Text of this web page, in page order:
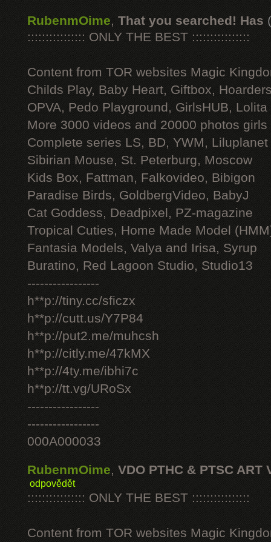
RubenmOime, That you searched! Has
:::::::::::::::: ONLY THE BEST ::::::::::::::::
Content from TOR websites Magic
Childs Play, Baby Heart, Giftbox,
OPVA, Pedo Playground, GirlsHUB, Lolita
More 3000 videos and 20000 photos
Complete series LS, BD, YWM, Liluplanet
Sibirian Mouse, St. Peterburg, Moscow
Kids Box, Fattman, Falkovideo, Bibigon
Paradise Birds, GoldbergVideo, BabyJ
Cat Goddess, Deadpixel, PZ-magazine
Tropical Cuties, Home Made Model
Fantasia Models, Valya and Irisa, Syrup
Buratino, Red Lagoon Studio, Studio13
-----------------
h**p://tiny.cc/sficzx
h**p://cutt.us/Y7P84
h**p://put2.me/muhcsh
h**p://citly.me/47kMX
h**p://4ty.me/ibhi7c
h**p://tt.vg/URoSx
-----------------
-----------------
000A000033
RubenmOime, VDO PTHC & PTSC ART
odpovědět
:::::::::::::::: ONLY THE BEST ::::::::::::::::
Content from TOR websites Magic